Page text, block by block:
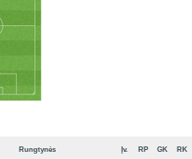
Rungtynės Įv. RP GK RK